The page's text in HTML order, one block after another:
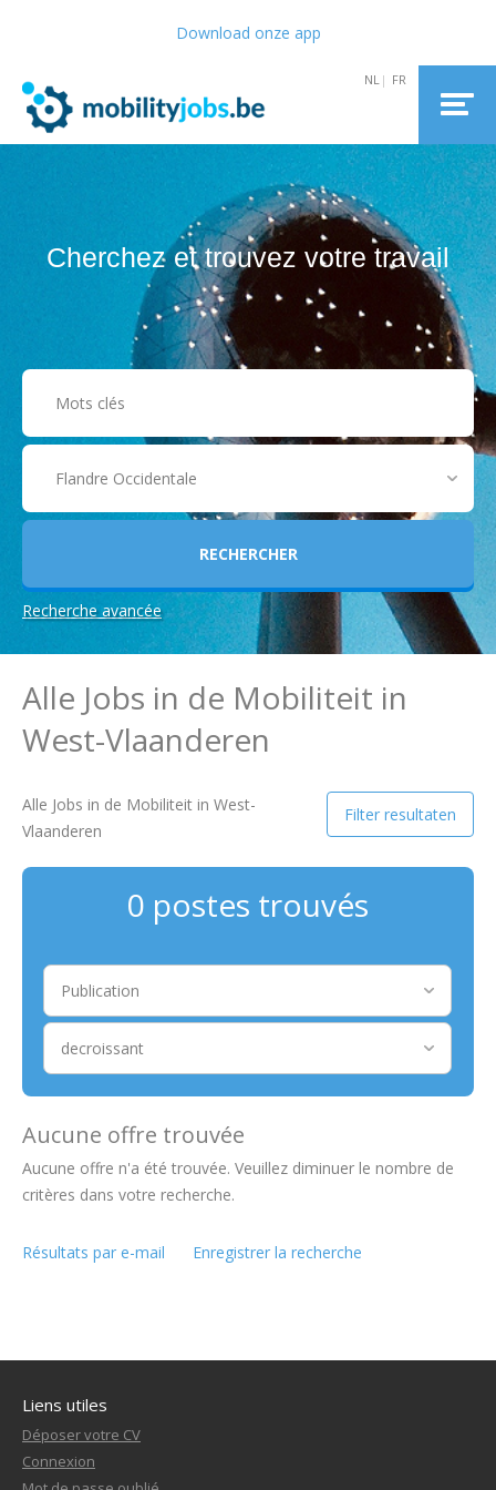
Download onze app
Cherchez et trouvez votre travail
Recherche avancée
Critère(s)
Recherche
Occidentale
Alle Jobs in de Mobiliteit in
West-Vlaanderen
Filter resultaten
Alle Jobs in de Mobiliteit in West-
Vlaanderen
0 postes trouvés
Aucune offre trouvée
Aucune offre n'a été trouvée. Veuillez diminuer le nombre de
critères dans votre recherche.
Résultats par e-mail Enregistrer la recherche
Liens utiles
Déposer votre CV
Connexion